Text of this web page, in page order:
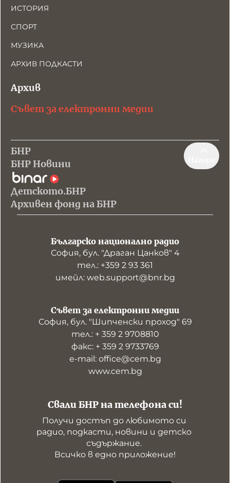
ИСТОРИЯ
СПОРТ
МУЗИКА
АРХИВ ПОДКАСТИ
Архив
Съвет за електронни медии
БНР
БНР Новини
Детското.БНР
Архивен фонд на БНР
Българско национално радио
София, бул. "Драган Цанков" 4
тел.: +359 2 93 361
имейл: web.support@bnr.bg
Свали БНР на телефона си!
Получи достъп до любимото си
радио, подкасти, новини и детско
съдържание.
Всичко в едно приложение!
Съвет за електронни медии
София, бул. "Шипченски проход" 69
тел.: + 359 2 9708810
факс: + 359 2 9733769
е-mail: office@cem.bg
www.cem.bg